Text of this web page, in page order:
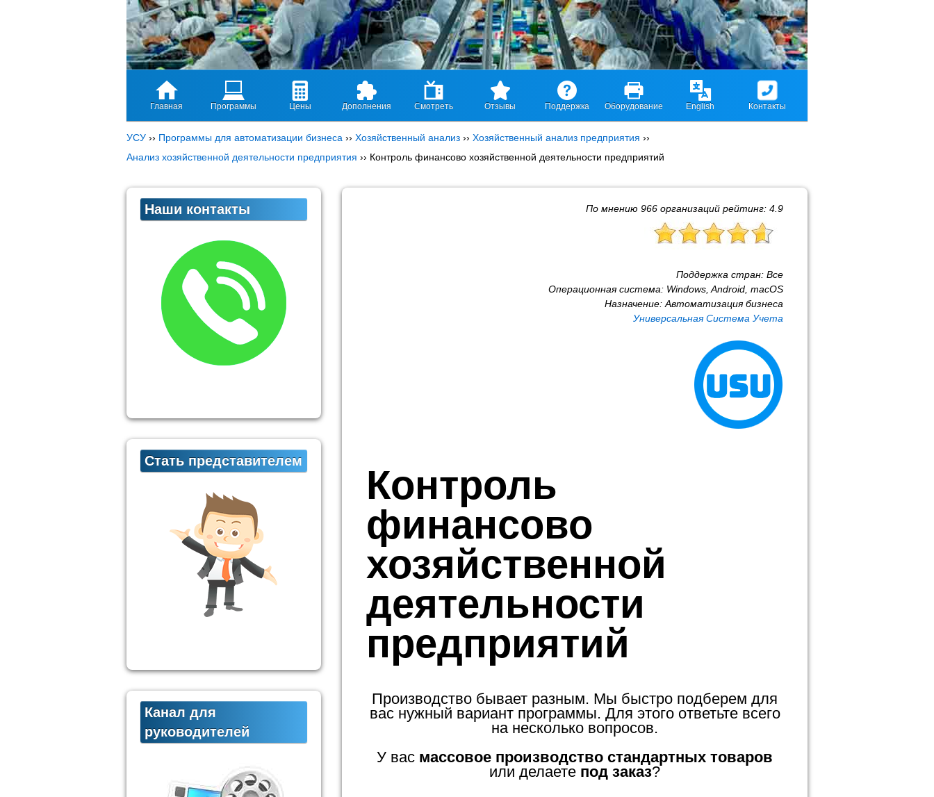
Главная Программы Цены Дополнения Смотреть Отзывы Поддержка Оборудование English Контакты
УСУ ›› Программы для автоматизации бизнеса ›› Хозяйственный анализ ›› Хозяйственный анализ предприятия ››
Анализ хозяйственной деятельности предприятия ›› Контроль финансово хозяйственной деятельности предприятий
По мнению 966 организаций рейтинг: 4.9
Поддержка стран: Все
Операционная система: Windows, Android, macOS
Назначение: Автоматизация бизнеса
Универсальная Система Учета
Контроль
финансово
хозяйственной
деятельности
предприятий
Производство бывает разным. Мы быстро подберем для
вас нужный вариант программы. Для этого ответьте всего
на несколько вопросов.
У вас массовое производство стандартных товаров
или делаете под заказ?
Наши контакты
Стать представителем
Канал для
руководителей